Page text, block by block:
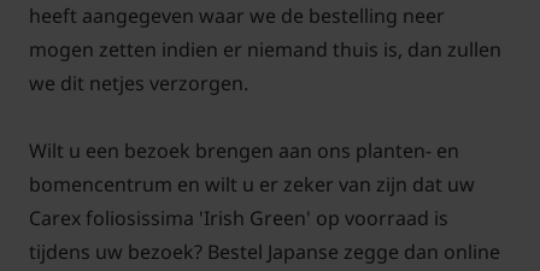
Hoeveel Carex Irish Green per m2?
Antwoord: We adviseren u om 7 planten per
vierkante meter aan te planten bij een potmaat van
planten al voldoende.
heeft aangegeven waar we de bestelling neer
mogen zetten indien er niemand thuis is, dan zullen
we dit netjes verzorgen.
Wilt u een bezoek brengen aan ons planten- en
bomencentrum en wilt u er zeker van zijn dat uw
Carex foliosissima 'Irish Green' op voorraad is
tijdens uw bezoek? Bestel Japanse zegge dan online